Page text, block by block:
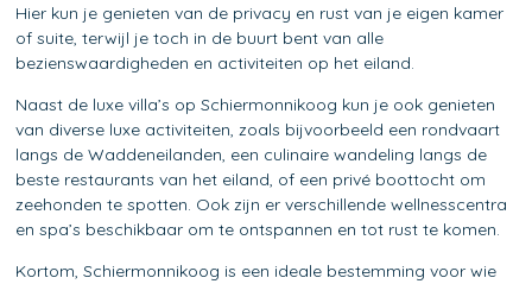
Hier kun je genieten van de privacy en rust van je eigen kamer
of suite, terwijl je toch in de buurt bent van alle
bezienswaardigheden en activiteiten op het eiland.
Naast de luxe villa’s op Schiermonnikoog kun je ook genieten
van diverse luxe activiteiten, zoals bijvoorbeeld een rondvaart
langs de Waddeneilanden, een culinaire wandeling langs de
beste restaurants van het eiland, of een privé boottocht om
zeehonden te spotten. Ook zijn er verschillende wellnesscentra
en spa’s beschikbaar om te ontspannen en tot rust te komen.
Kortom, Schiermonnikoog is een ideale bestemming voor wie